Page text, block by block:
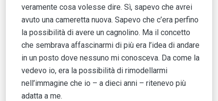
veramente cosa volesse dire. Sì, sapevo che avrei
avuto una cameretta nuova. Sapevo che c’era perfino
la possibilità di avere un cagnolino. Ma il concetto
che sembrava affascinarmi di più era l’idea di andare
in un posto dove nessuno mi conosceva. Da come la
vedevo io, era la possibilità di rimodellarmi
nell’immagine che io – a dieci anni – ritenevo più
adatta a me.